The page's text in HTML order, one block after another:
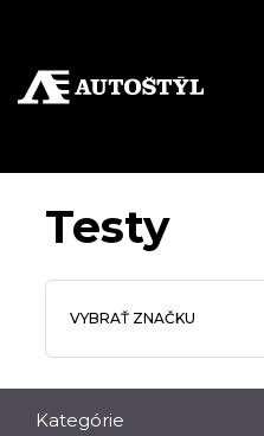
Testy
VYBRAŤ ZNAČKU
Kategórie